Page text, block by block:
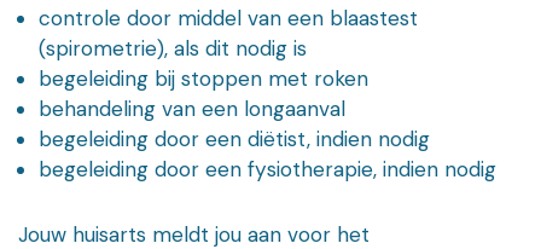
controle door middel van een blaastest
(spirometrie), als dit nodig is
begeleiding bij stoppen met roken
behandeling van een longaanval
begeleiding door een diëtist, indien nodig
begeleiding door een fysiotherapie, indien nodig
Jouw huisarts meldt jou aan voor het